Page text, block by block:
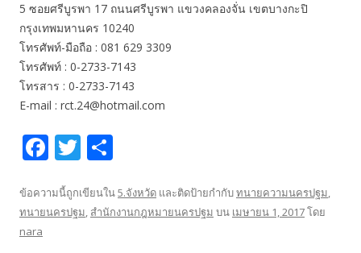
5 ซอยศรีบูรพา 17 ถนนศรีบูรพา แขวงคลองจั่น เขตบางกะปิ
กรุงเทพมหานคร 10240
โทรศัพท์-มือถือ : 081 629 3309
โทรศัพท์ : 0-2733-7143
โทรสาร : 0-2733-7143
E-mail : rct.24@hotmail.com
F
e
b
T
itt
er
ar
e
ข้อความนี้ถูกเขียนใน5.จังหวัด และติดป้ายกำกับทนายความนครปฐม,
ทนายนครปฐม, สำนักงานกฎหมายนครปฐม บน เมษายน 1, 2017โดย
nara